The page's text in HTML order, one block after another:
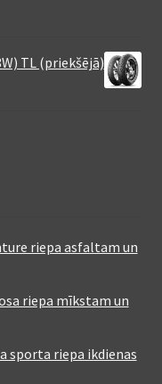
TL (priekšējā)
riepa asfaltam un
riepa mīkstam un
sporta riepa ikdienas